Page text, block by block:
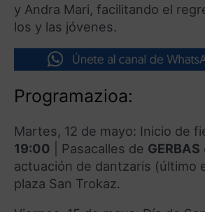
y Andra Mari, facilitando el
los y las jóvenes.
Programazioa:
Martes, 12 de mayo: Inicio de
19:00
Pasacalles de GERBAS
actuación de dantzaris (último
plaza San Trokaz.